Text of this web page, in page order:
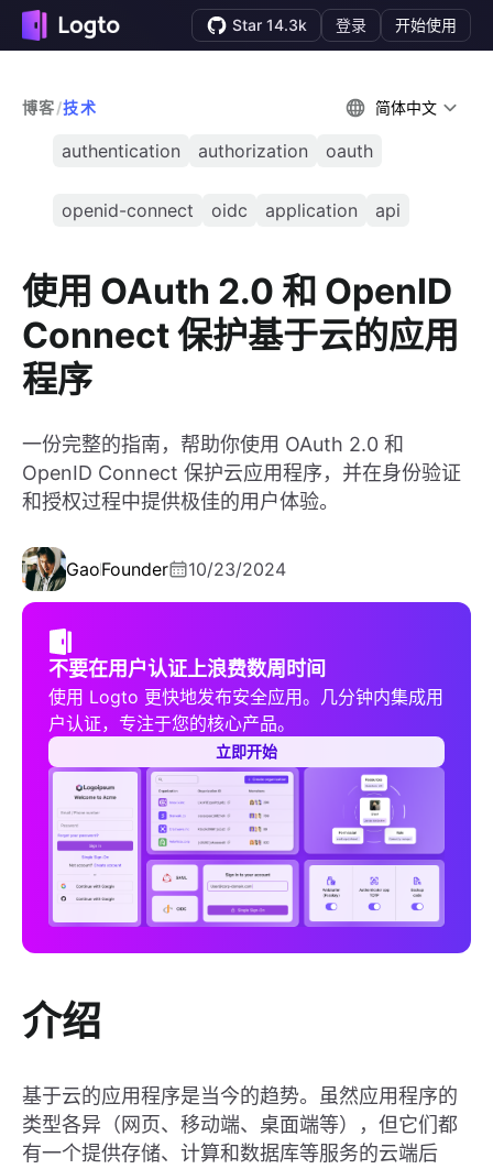
Star 14.3k 登录 开始使用
博客/技术 简体中文
authentication authorization oauth
openid-connect oidc application api
使用 OAuth 2.0 和 OpenID
Connect 保护基于云的应用
程序
一份完整的指南，帮助你使用 OAuth 2.0 和
OpenID Connect 保护云应用程序，并在身份验证
和授权过程中提供极佳的用户体验。
GaoFounder 10/23/2024
不要在用户认证上浪费数周时间
使用 Logto 更快地发布安全应用。几分钟内集成用
户认证，专注于您的核心产品。
立即开始
介绍
基于云的应用程序是当今的趋势。虽然应用程序的
类型各异（网页、移动端、桌面端等），但它们都
有一个提供存储、计算和数据库等服务的云端后